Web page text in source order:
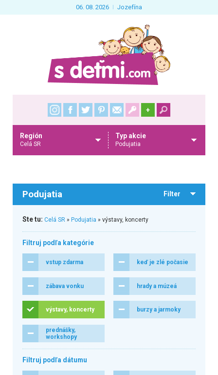
06. 08. 2026 Jozefína
+
Región
Celá SR
Typ akcie
Podujatia
Podujatia Filter
Ste tu: Celá SR» Podujatia » výstavy, koncerty
Filtruj podľa kategórie
vstup zdarma keď je zlé počasie
zábava vonku hrady a múzeá
výstavy, koncerty burzy a jarmoky
prednášky,
workshopy
Filtruj podľa dátumu